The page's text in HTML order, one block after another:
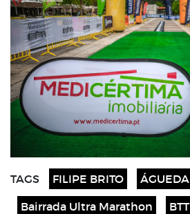
TAGS FILIPE BRITO
ÁGUEDA
Bairrada Ultra Marathon
BTT